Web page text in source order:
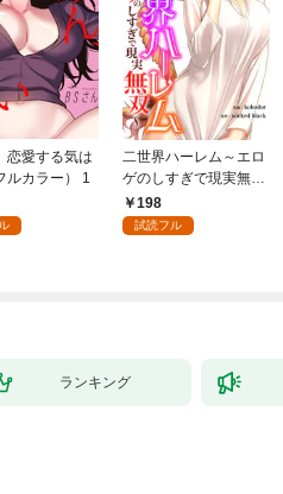
恋愛する気は
ルカラー） 1
二世界ハーレム～エロ
ゲのしすぎで現実無双
～１198
試読フル
ランキング